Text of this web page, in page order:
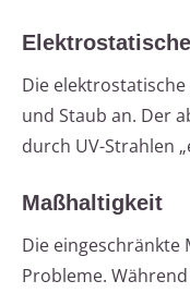
Die
und Staub an. Der
durch UV-Strahlen
Maßhaltigkeit
Die eingeschränkte
Probleme.